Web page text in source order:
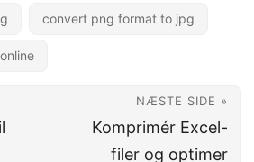
convert png format to jpg
NÆSTE SIDE »
Komprimér Excel-
filer og optimer